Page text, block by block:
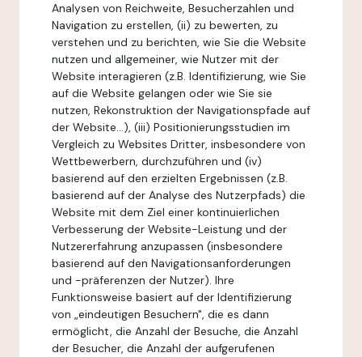
Analysen von Reichweite, Besucherzahlen und
Navigation zu erstellen, (ii) zu bewerten, zu
verstehen und zu berichten, wie Sie die Website
nutzen und allgemeiner, wie Nutzer mit der
Website interagieren (z.B. Identifizierung, wie Sie
auf die Website gelangen oder wie Sie sie
nutzen, Rekonstruktion der Navigationspfade auf
der Website...), (iii) Positionierungsstudien im
Vergleich zu Websites Dritter, insbesondere von
Wettbewerbern, durchzuführen und (iv)
basierend auf den erzielten Ergebnissen (z.B.
basierend auf der Analyse des Nutzerpfads) die
Website mit dem Ziel einer kontinuierlichen
Verbesserung der Website-Leistung und der
Nutzererfahrung anzupassen (insbesondere
basierend auf den Navigationsanforderungen
und -präferenzen der Nutzer). Ihre
Funktionsweise basiert auf der Identifizierung
von „eindeutigen Besuchern", die es dann
ermöglicht, die Anzahl der Besuche, die Anzahl
der Besucher, die Anzahl der aufgerufenen